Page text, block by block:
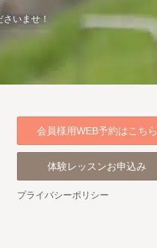
いませ！
会員様用WEB予約はこちら
体験レッスンお申込み
プライバシーポリシー